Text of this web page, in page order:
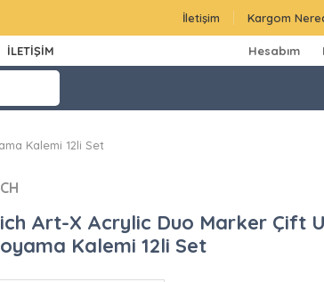
İletişim Kargom
İLETİŞİM Hesabım
Kalemi 12li Set
Art-X Acrylic Duo Marker Çift
Kalemi 12li Set